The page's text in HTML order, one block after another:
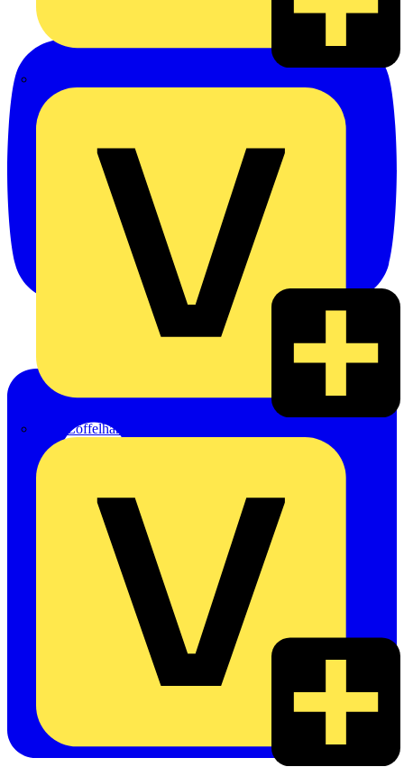
Emil Löffelhardt GmbH & Co. KG